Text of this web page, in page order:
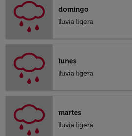
domingo
lluvia ligera
lunes
lluvia ligera
martes
lluvia ligera